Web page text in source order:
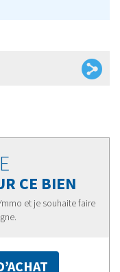
CE BIEN
et je souhaite faire